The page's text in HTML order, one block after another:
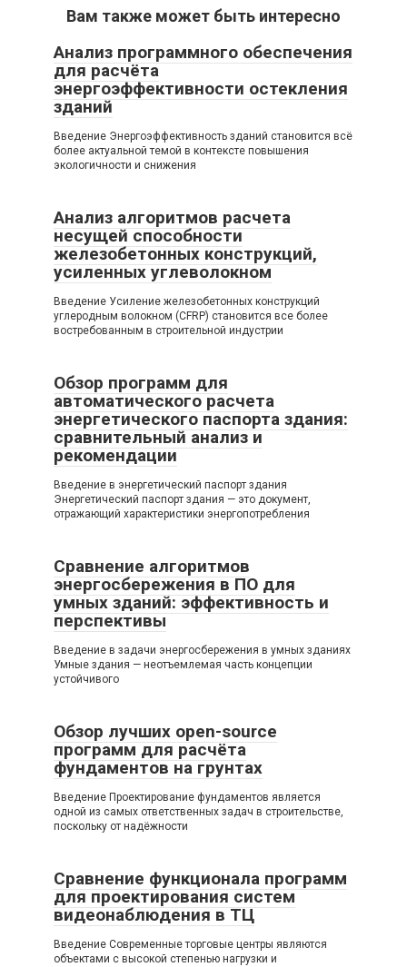
Вам также может быть интересно
Анализ программного обеспечения
для расчёта
энергоэффективности остекления
зданий
Введение Энергоэффективность зданий становится всё
более актуальной темой в контексте повышения
экологичности и снижения
Анализ алгоритмов расчета
несущей способности
железобетонных конструкций,
усиленных углеволокном
Введение Усиление железобетонных конструкций
углеродным волокном (CFRP) становится все более
востребованным в строительной индустрии
Обзор программ для
автоматического расчета
энергетического паспорта здания:
сравнительный анализ и
рекомендации
Введение в энергетический паспорт здания
Энергетический паспорт здания — это документ,
отражающий характеристики энергопотребления
Сравнение алгоритмов
энергосбережения в ПО для
умных зданий: эффективность и
перспективы
Введение в задачи энергосбережения в умных зданиях
Умные здания — неотъемлемая часть концепции
устойчивого
Обзор лучших open-source
программ для расчёта
фундаментов на грунтах
Введение Проектирование фундаментов является
одной из самых ответственных задач в строительстве,
поскольку от надёжности
Сравнение функционала программ
для проектирования систем
видеонаблюдения в ТЦ
Введение Современные торговые центры являются
объектами с высокой степенью нагрузки и